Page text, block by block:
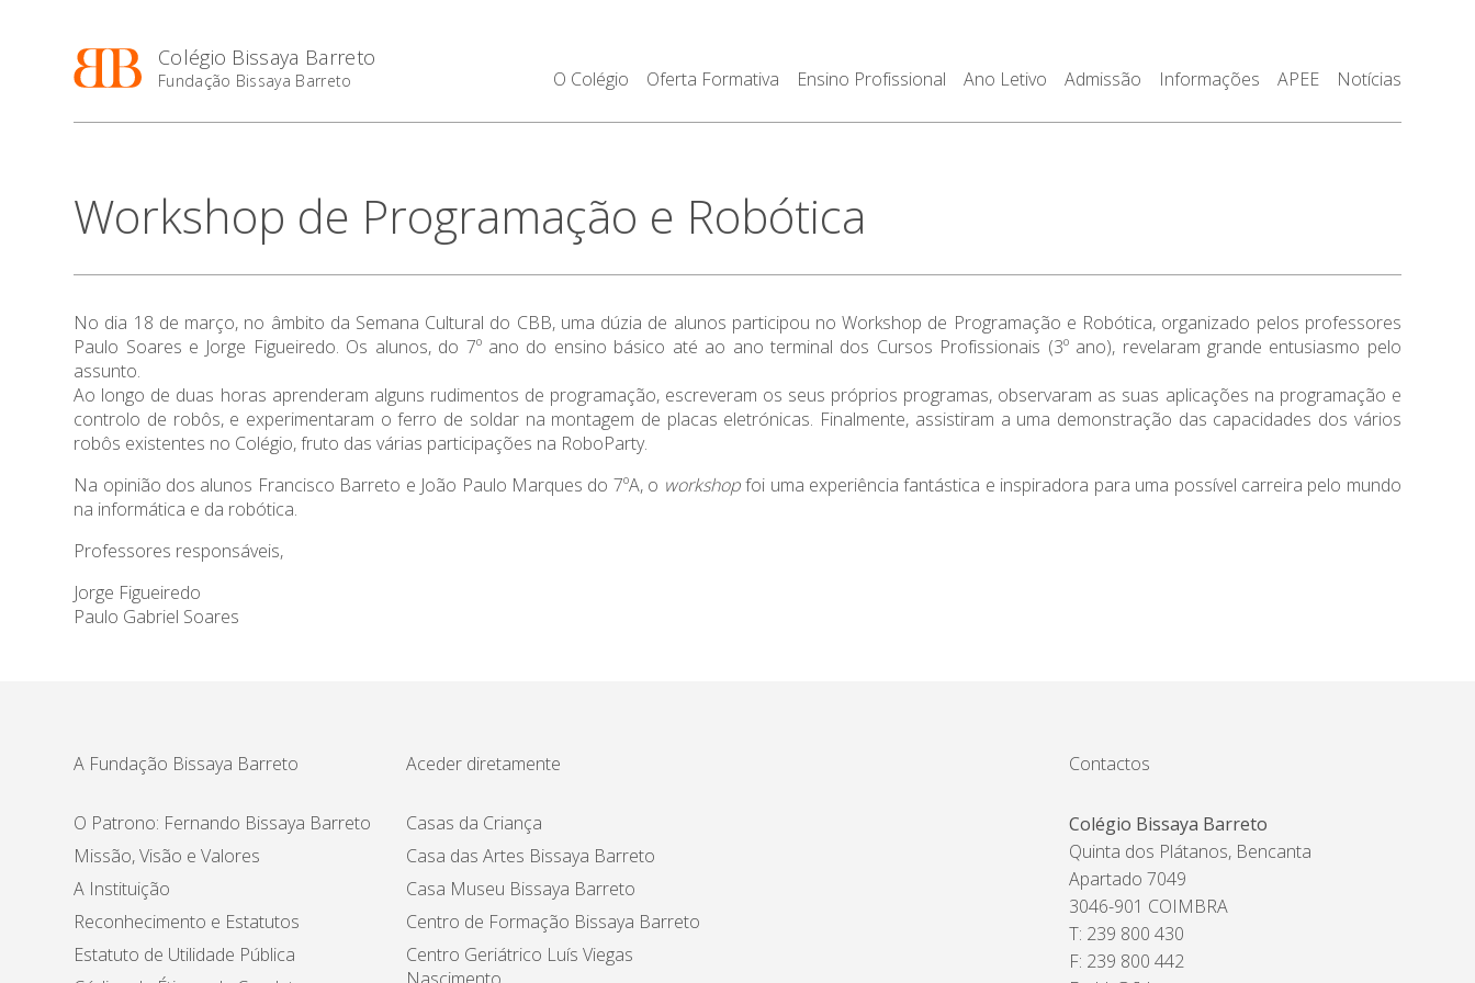
Colégio Bissaya Barreto
Fundação Bissaya Barreto O Colégio Oferta Formativa Ensino Profissional Ano Letivo Admissão Informações APEE Notícias
Workshop de Programação e Robótica
No dia 18 de março, no âmbito da Semana Cultural do CBB, uma dúzia de alunos participou no Workshop de Programação e Robótica, organizado pelos professores
Paulo Soares e Jorge Figueiredo. Os alunos, do 7º ano do ensino básico até ao ano terminal dos Cursos Profissionais (3º ano), revelaram grande entusiasmo pelo
assunto.
Ao longo de duas horas aprenderam alguns rudimentos de programação, escreveram os seus próprios programas, observaram as suas aplicações na programação e
controlo de robôs, e experimentaram o ferro de soldar na montagem de placas eletrónicas. Finalmente, assistiram a uma demonstração das capacidades dos vários
robôs existentes no Colégio, fruto das várias participações na RoboParty.
Na opinião dos alunos Francisco Barreto e João Paulo Marques do 7ºA, o workshopfoi uma experiência fantástica e inspiradora para uma possível carreira pelo mundo
na informática e da robótica.
Professores responsáveis,
Jorge Figueiredo
Paulo Gabriel Soares
A Fundação Bissaya Barreto
O Patrono: Fernando Bissaya Barreto
Missão, Visão e Valores
A Instituição
Reconhecimento e Estatutos
Estatuto de Utilidade Pública
Aceder diretamente
Casas da Criança
Casa das Artes Bissaya Barreto
Casa Museu Bissaya Barreto
Centro de Formação Bissaya Barreto
Centro Geriátrico Luís Viegas
Contactos
Colégio Bissaya Barreto
Quinta dos Plátanos, Bencanta
Apartado 7049
3046-901 COIMBRA
T: 239 800 430
F: 239 800 442